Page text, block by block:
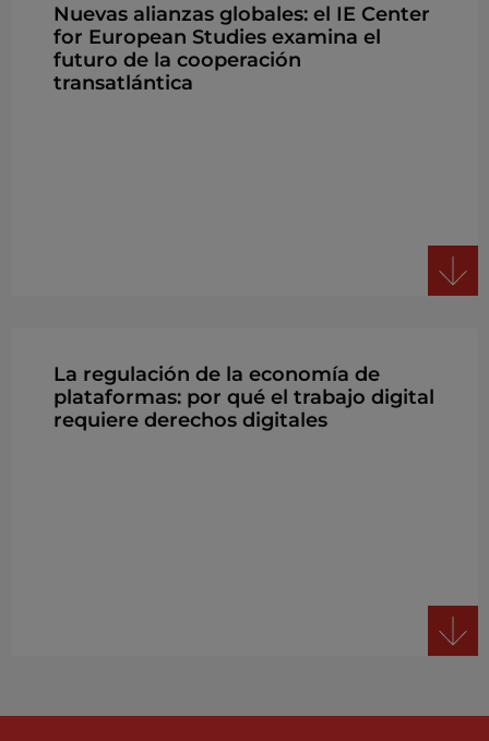
Nuevas alianzas globales: el IE Center
for European Studies examina el
futuro de la cooperación
transatlántica
La regulación de la economía de
plataformas: por qué el trabajo digital
requiere derechos digitales